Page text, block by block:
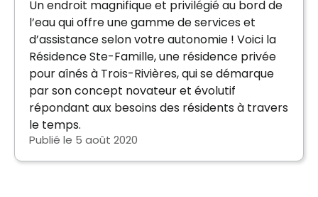
Un endroit magnifique et privilégié au bord de
l’eau qui offre une gamme de services et
d’assistance selon votre autonomie ! Voici la
Résidence Ste-Famille, une résidence privée
pour aînés à Trois-Rivières, qui se démarque
par son concept novateur et évolutif
répondant aux besoins des résidents à travers
le temps.
Publié le 5 août 2020